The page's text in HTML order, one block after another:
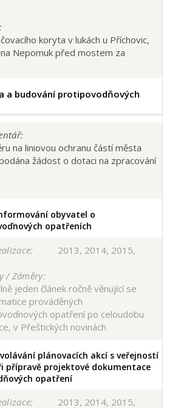
koryta v lukách u Příchovic,
Nepomuk před mostem za
a budování protipovodňových
na liniovou ochranu částí města
žádost o dotaci na zpracování
obyvatel o
opatřeních
2013, 2014, 2015,
/ Záměry:
jeden článek ročně věnující se
prováděných
opatření po celoudobu
v Přeštických novinách
plánovacích akcí s veřejností
přípravě projektové dokumentace
opatření
2013, 2014, 2015,